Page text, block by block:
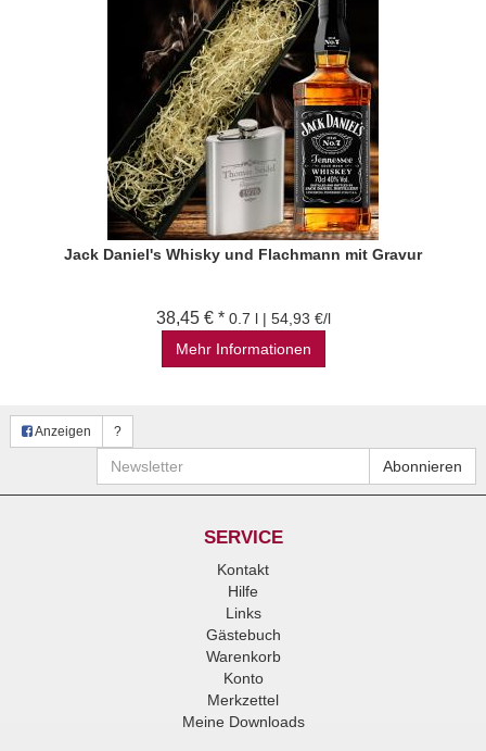
Jack Daniel's Whisky und Flachmann mit Gravur
38,45 € * 0.7 l | 54,93 €/l
Mehr Informationen
Anzeigen ?
Newsletter Abonnieren
SERVICE
Kontakt
Hilfe
Links
Gästebuch
Warenkorb
Konto
Merkzettel
Meine Downloads